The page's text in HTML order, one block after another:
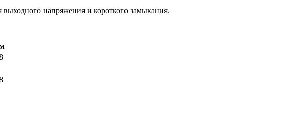
напряжения и короткого замыкания.